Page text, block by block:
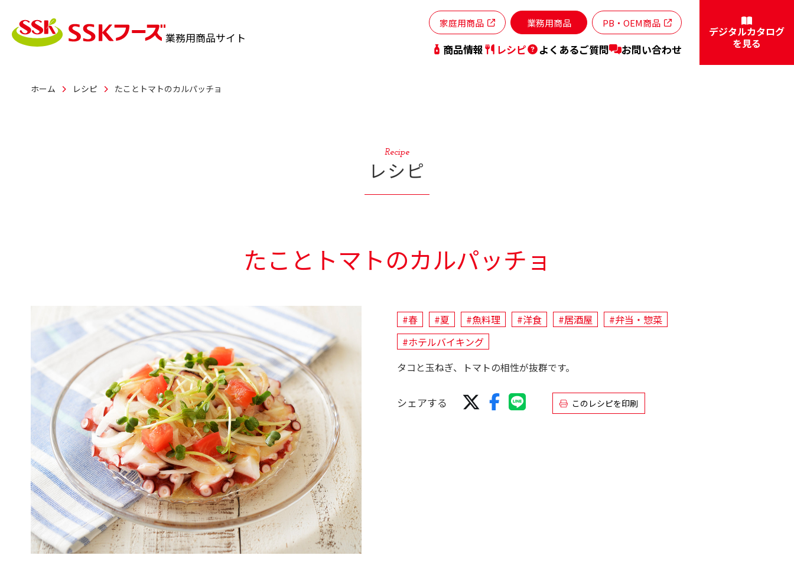
業務用商品サイト
商品情報 レシピ よくあるご質問 お問い合わせ
家庭用商品 業務用商品 PB・OEM商品
デジタルカタログ
を見る
ホーム レシピ たことトマトのカルパッチョ
Recipe
レシピ
たことトマトのカルパッチョ
#春 #夏 #魚料理 #洋食 #居酒屋
#弁当・惣菜
#ホテルバイキング
タコと玉ねぎ、トマトの相性が抜群です。
シェアする このレシピを印刷